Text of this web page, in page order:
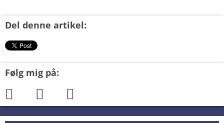
Del denne artikel:
Følg mig på: